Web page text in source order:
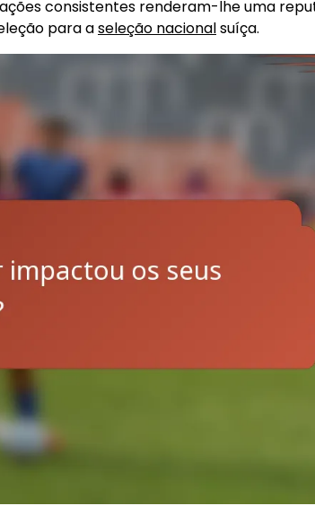
consistentes renderam-lhe uma
para aseleção nacionalsuíça.